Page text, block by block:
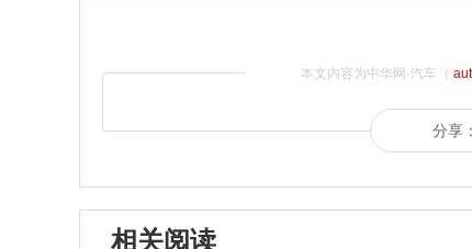
本文内容为中华网·汽车（
分享：
相关阅读